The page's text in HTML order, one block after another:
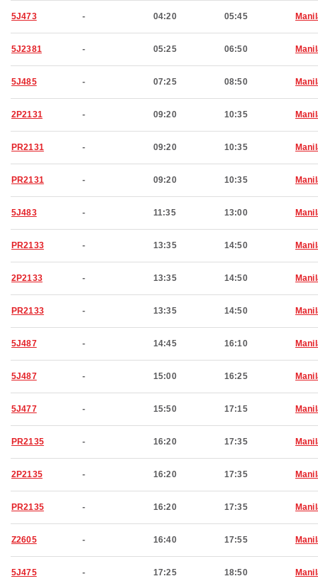
5J473 - 04:20 05:45
5J2381 - 05:25 06:50
5J485 - 07:25 08:50
2P2131 - 09:20 10:35
PR2131 - 09:20 10:35
PR2131 - 09:20 10:35
5J483 - 11:35 13:00
PR2133 - 13:35 14:50
2P2133 - 13:35 14:50
PR2133 - 13:35 14:50
5J487 - 14:45 16:10
5J487 - 15:00 16:25
5J477 - 15:50 17:15
PR2135 - 16:20 17:35
2P2135 - 16:20 17:35
PR2135 - 16:20 17:35
Z2605 - 16:40 17:55
5J475 - 17:25 18:50